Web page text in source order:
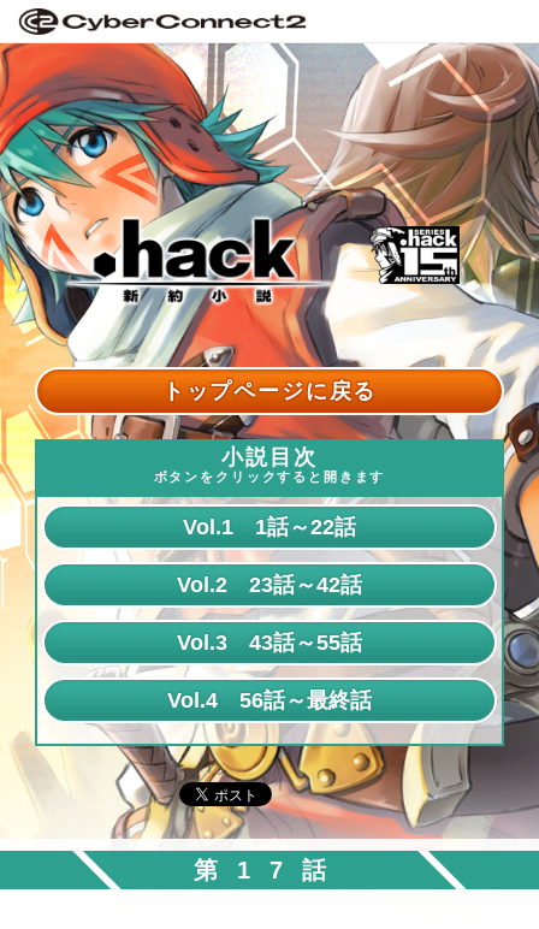
トップページに戻る
小説目次
ボタンをクリックすると開きます
Vol.1 1話～22話
第1話
第2話
第3話
第4話
第5話
第6話
第7話
第8話
Vol.2 23話～42話
第23話
第24話
第25話
第26話
第27話
第28話
第29話
Vol.3 43話～55話
第43話
第44話
第45話
第46話
第47話
Vol.4 56話～最終話
第56話
第57話
第58話
第59話
第17話